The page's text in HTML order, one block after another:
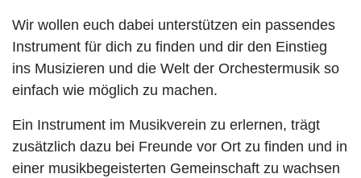
Wir wollen euch dabei unterstützen ein passendes
Instrument für dich zu finden und dir den Einstieg
ins Musizieren und die Welt der Orchestermusik so
einfach wie möglich zu machen.
Ein Instrument im Musikverein zu erlernen, trägt
zusätzlich dazu bei Freunde vor Ort zu finden und in
einer musikbegeisterten Gemeinschaft zu wachsen